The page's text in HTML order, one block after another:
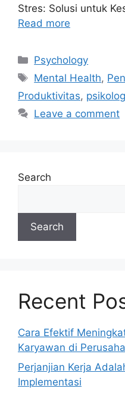
Stres: Solusi untuk
Read more
Psychology
Mental Health,
Produktivitas, psikolog
Leave a comment
Search
Search
Recent
Cara Efektif
Karyawan di
Perjanjian Kerja
Implementasi